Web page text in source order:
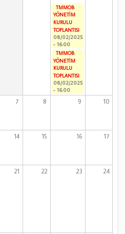
TMMOB
YÖNETİM
KURULU
TOPLANTISI
08/02/2025
- 16:00
TMMOB
YÖNETİM
KURULU
TOPLANTISI
08/02/2025
- 16:00
7 8 9 10
14 15 16 17
21 22 23 24